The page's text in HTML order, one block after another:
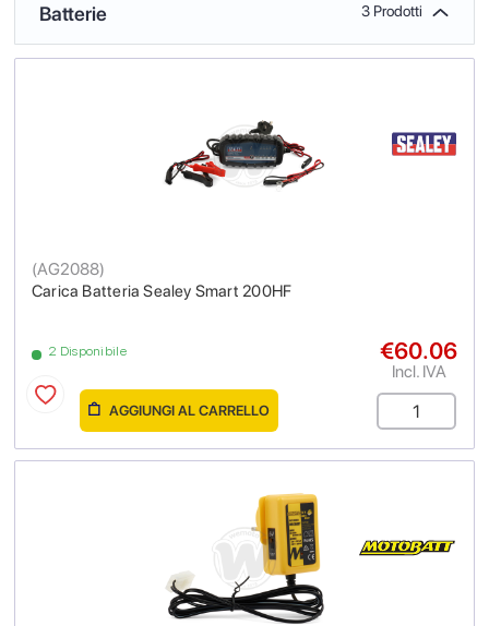
Batterie 3 Prodotti
Carica Batteria Sealey Smart 200HF
(AG2088)
2 Disponibile €60.06
Incl. IVA
AGGIUNGI AL CARRELLO